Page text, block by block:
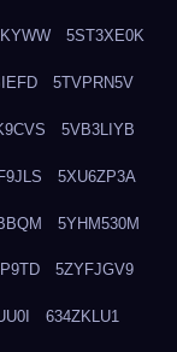
5ST3XE0K
5TVPRN5V
5VB3LIYB
5XU6ZP3A
5YHM530M
5ZYFJGV9
634ZKLU1